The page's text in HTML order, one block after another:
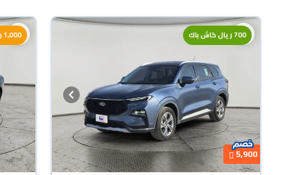
700 ريال كاش باك
5,900
1,000 ريال كاش باك